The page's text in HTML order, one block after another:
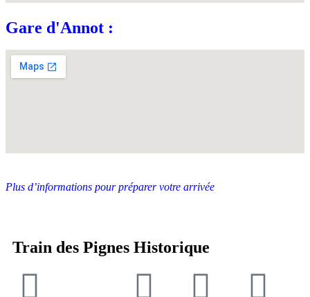
Gare d'Annot :
Plus d’informations pour préparer votre arrivée
Train des Pignes Historique